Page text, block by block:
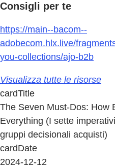
Consigli per te
https://main--bacom--
adobecom.hlx.live/
you-collections/ajo-b2b
Visualizza tutte le risorse
cardTitle
The Seven Must-Dos: How
Everything (I sette
gruppi decisionali acquisti)
cardDate
2024-12-12